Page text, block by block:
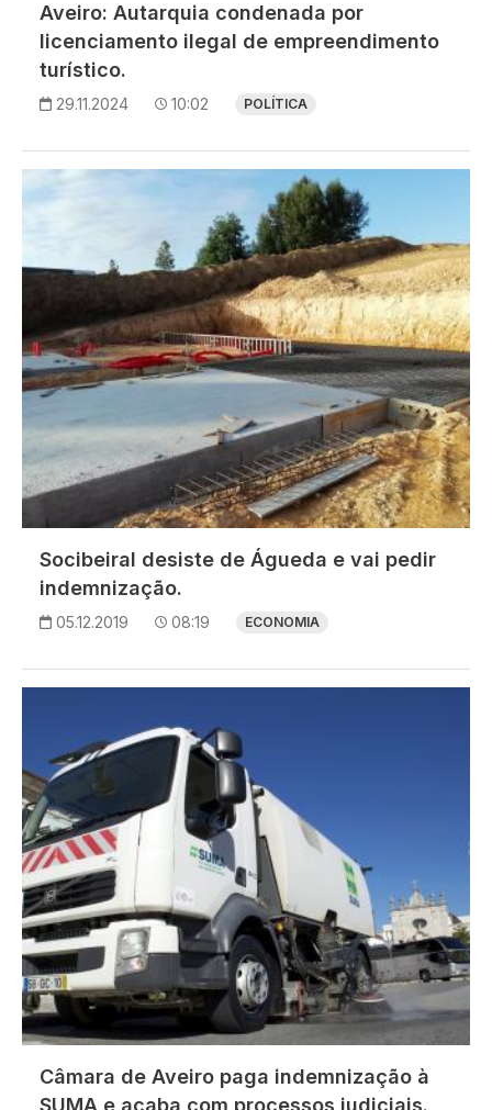
Aveiro: Autarquia condenada por
licenciamento ilegal de empreendimento
turístico.
29.11.2024 10:02 POLÍTICA
Imagem
Socibeiral desiste de Águeda e vai pedir
indemnização.
05.12.2019 08:19 ECONOMIA
Câmara de Aveiro paga indemnização à
SUMA e acaba com processos judiciais.